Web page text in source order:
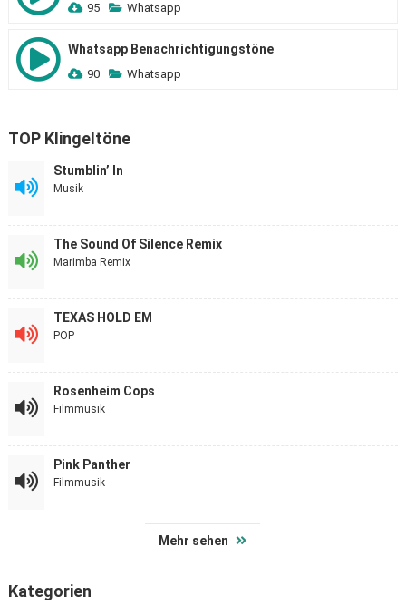
95 Whatsapp
Whatsapp Benachrichtigungstöne
90 Whatsapp
TOP Klingeltöne
Stumblin’ In
Musik
The Sound Of Silence Remix
Marimba Remix
TEXAS HOLD EM
POP
Rosenheim Cops
Filmmusik
Pink Panther
Filmmusik
Mehr sehen
Kategorien